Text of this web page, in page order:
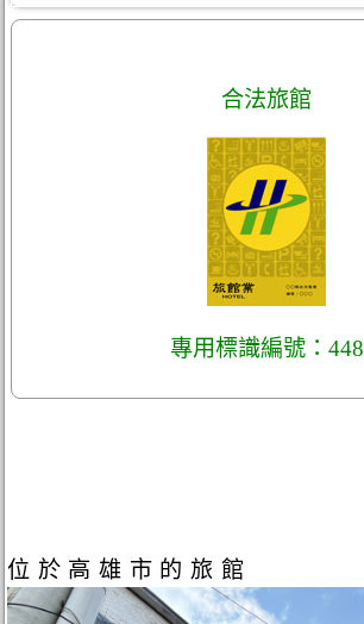
合法旅館
專用標識編號：448
位於高雄市的旅館